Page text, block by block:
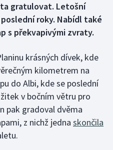
gratulovat. Letošní
roky. Nabídl také
s překvapivými zvraty.
krásných dívek, kde
kilometrem na
do Albi, kde se poslední
v bočním větru pro
pak gradoval dvěma
z nichž jedna skončila